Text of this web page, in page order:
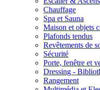
Chauffage
Spa et Sauna
Maison et objets
Plafonds tendus
Revêtements de
Sécurité
Porte, fenêtre et
Dressing -
Rangement